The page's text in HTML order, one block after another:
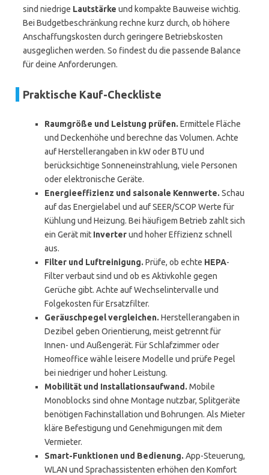
sind niedrige Lautstärke und kompakte Bauweise wichtig.
Bei Budgetbeschränkung rechne kurz durch, ob höhere
Anschaffungskosten durch geringere Betriebskosten
ausgeglichen werden. So findest du die passende Balance
für deine Anforderungen.
Praktische Kauf-Checkliste
Raumgröße und Leistung prüfen. Ermittele Fläche
und Deckenhöhe und berechne das Volumen. Achte
auf Herstellerangaben in kW oder BTU und
berücksichtige Sonneneinstrahlung, viele Personen
oder elektronische Geräte.
Energieeffizienz und saisonale Kennwerte. Schau
auf das Energielabel und auf SEER/SCOP Werte für
Kühlung und Heizung. Bei häufigem Betrieb zahlt sich
ein Gerät mit Inverterund hoher Effizienz schnell
aus.
Filter und Luftreinigung. Prüfe, ob echte HEPA-
Filter verbaut sind und ob es Aktivkohle gegen
Gerüche gibt. Achte auf Wechselintervalle und
Folgekosten für Ersatzfilter.
Geräuschpegel vergleichen. Herstellerangaben in
Dezibel geben Orientierung, meist getrennt für
Innen- und Außengerät. Für Schlafzimmer oder
Homeoffice wähle leisere Modelle und prüfe Pegel
bei niedriger und hoher Leistung.
Mobilität und Installationsaufwand. Mobile
Monoblocks sind ohne Montage nutzbar, Splitgeräte
benötigen Fachinstallation und Bohrungen. Als Mieter
kläre Befestigung und Genehmigungen mit dem
Vermieter.
Smart-Funktionen und Bedienung. App-Steuerung,
WLAN und Sprachassistenten erhöhen den Komfort